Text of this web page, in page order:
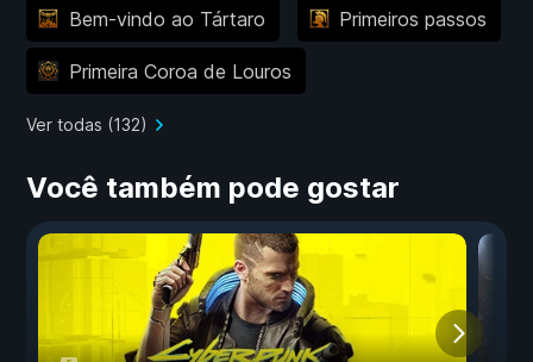
Bem-vindo ao Tártaro Primeiros passos
Primeira Coroa de Louros
Ver todas (132)
Você também pode gostar